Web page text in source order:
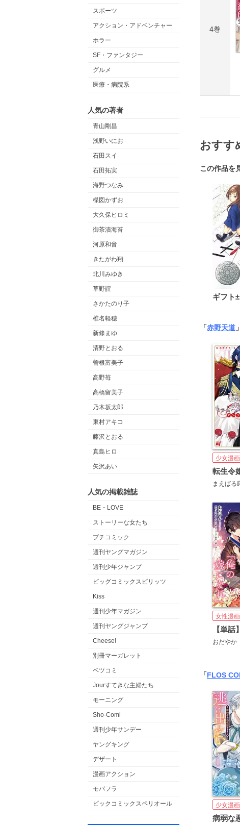
スポーツ
アクション・アドベンチャー
ホラー
SF・ファンタジー
グルメ
医療・病院系
人気の著者
青山剛昌
浅野いにお
石田スイ
石田拓実
海野つなみ
楳図かずお
大久保ヒロミ
御茶漬海苔
河原和音
きたがわ翔
北川みゆき
草野誼
さかたのり子
椎名軽穂
新條まゆ
清野とおる
曽根富美子
高野苺
高橋留美子
乃木坂太郎
東村アキコ
藤沢とおる
真島ヒロ
矢沢あい
人気の掲載雑誌
BE・LOVE
ストーリーな女たち
プチコミック
週刊ヤングマガジン
週刊少年ジャンプ
ビッグコミックスピリッツ
Kiss
週刊少年マガジン
週刊ヤングジャンプ
Cheese!
別冊マーガレット
ベツコミ
Jourすてきな主婦たち
モーニング
Sho-Comi
週刊少年サンデー
ヤングキング
デザート
漫画アクション
モバフラ
ビックコミックスペリオール
4巻
おすす
この作品を
ギフト±
「赤野天道
少女漫画
まえばる
女性漫画
おだやか
「FLOS
少女漫画